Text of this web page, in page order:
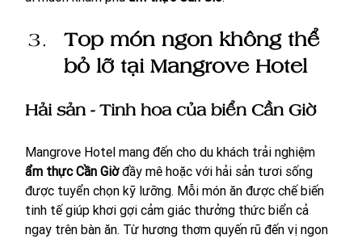
Top món ngon không thể
bỏ lỡ tại Mangrove Hotel
Hải sản - Tinh hoa của biển Cần Giờ
Mangrove Hotel mang đến cho du khách trải nghiệm
ẩm thực Cần Giờ đầy mê hoặc với hải sản tươi sống
được tuyển chọn kỹ lưỡng. Mỗi món ăn được chế biến
tinh tế giúp khơi gợi cảm giác thưởng thức biển cả
ngay trên bàn ăn. Từ hương thơm quyến rũ đến vị ngon